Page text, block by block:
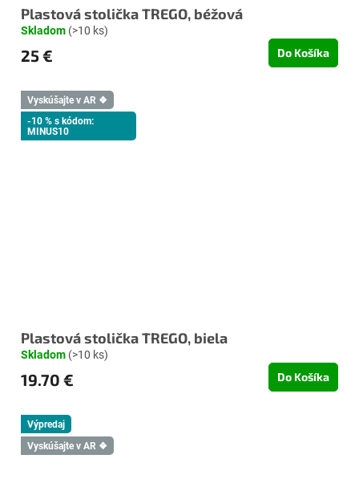
Plastová stolička TREGO, béžová
Skladom (>10 ks)
25 € Do Košíka
Vyskúšajte v AR ❖
-10 % s kódom:
MINUS10
Plastová stolička TREGO, biela
Skladom (>10 ks)
19.70 € Do Košíka
Výpredaj
Vyskúšajte v AR ❖